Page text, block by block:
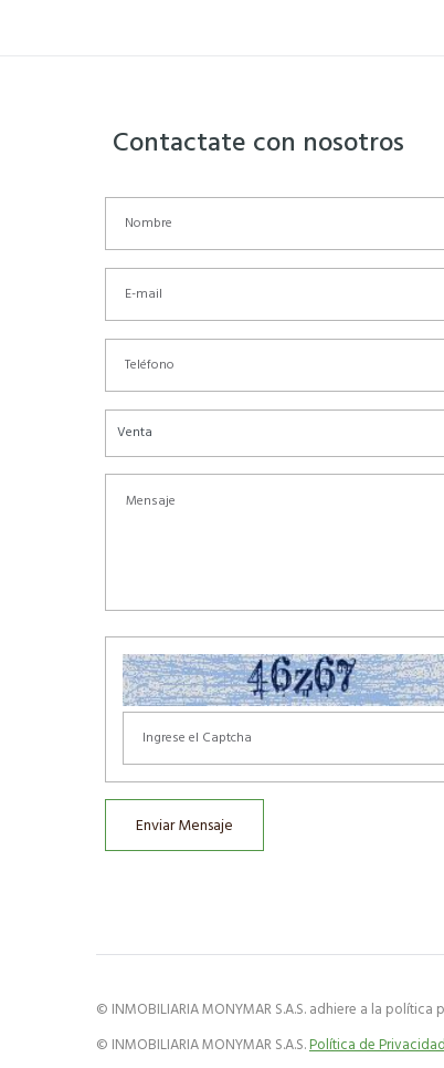
Contactate con nosotros
Venta
Enviar Mensaje
© INMOBILIARIA MONYMAR S.A.S. adhiere a la
© INMOBILIARIA MONYMAR S.A.S.Política de